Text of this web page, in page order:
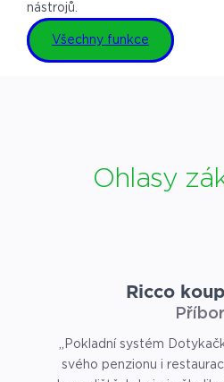
nástrojů.
Všechny funkce
Ohlasy
Ricco
Příbor
„Pokladní systém
svého penzionu i